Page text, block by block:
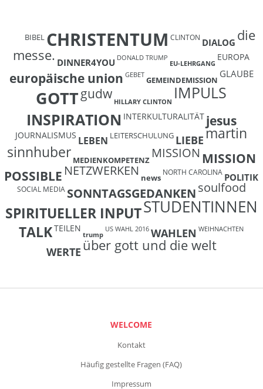
BIBEL CHRISTENTUM CLINTON DIALOG die
messe. DINNER4YOU DONALD TRUMP
EU-LEHRGANG
EUROPA
europäische union GEBET GEMEINDEMISSION
GLAUBE
GOTTgudw HILLARY CLINTON IMPULS
INSPIRATION INTERKULTURALITÄT jesus
JOURNALISMUS LEBEN LEITERSCHULUNG LIEBEmartin
sinnhuber MEDIENKOMPETENZ MISSION MISSION
POSSIBLE NETZWERKEN news
NORTH CAROLINA POLITIK
SOCIAL MEDIA SONNTAGSGEDANKENsoulfood
SPIRITUELLER INPUTSTUDENTINNEN
TALKTEILEN
trump
US WAHL 2016 WAHLEN WEIHNACHTEN
WERTE über gott und die welt
WELCOME
Kontakt
Häufig gestellte Fragen (FAQ)
Impressum